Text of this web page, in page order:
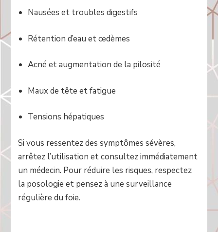
Nausées et troubles digestifs
Rétention d’eau et œdèmes
Acné et augmentation de la pilosité
Maux de tête et fatigue
Tensions hépatiques
Si vous ressentez des symptômes sévères,
arrêtez l’utilisation et consultez immédiatement
un médecin. Pour réduire les risques, respectez
la posologie et pensez à une surveillance
régulière du foie.